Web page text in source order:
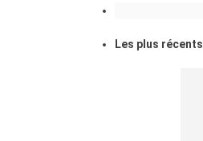
Les plus récents